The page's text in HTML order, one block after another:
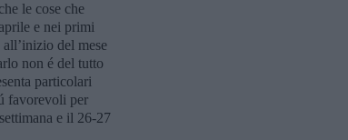
le cose che
e nei primi
del mese
non é del tutto
particolari
favorevoli per
e il 26-27